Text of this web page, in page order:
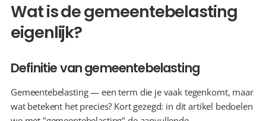
Wat is de gemeentebelasting
eigenlijk?
Definitie van gemeentebelasting
Gemeentebelasting — een term die je vaak tegenkomt, maar
wat betekent het precies? Kort gezegd: in dit artikel bedoelen